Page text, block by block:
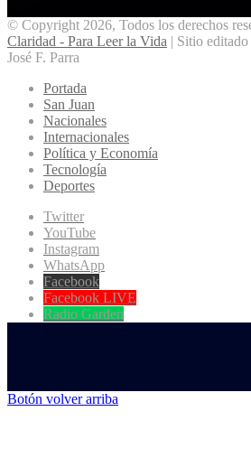
© Copyright 2026, Todos los derechos
Claridad - Para Leer la Vida | Sitio
José F. Parra
Portada
San Juan
Nacionales
Internacionales
Política y Economía
Tecnología
Deportes
Twitter
YouTube
Instagram
WhatsApp
Facebook
Facebook LIVE
Radio Garden
Botón volver arriba